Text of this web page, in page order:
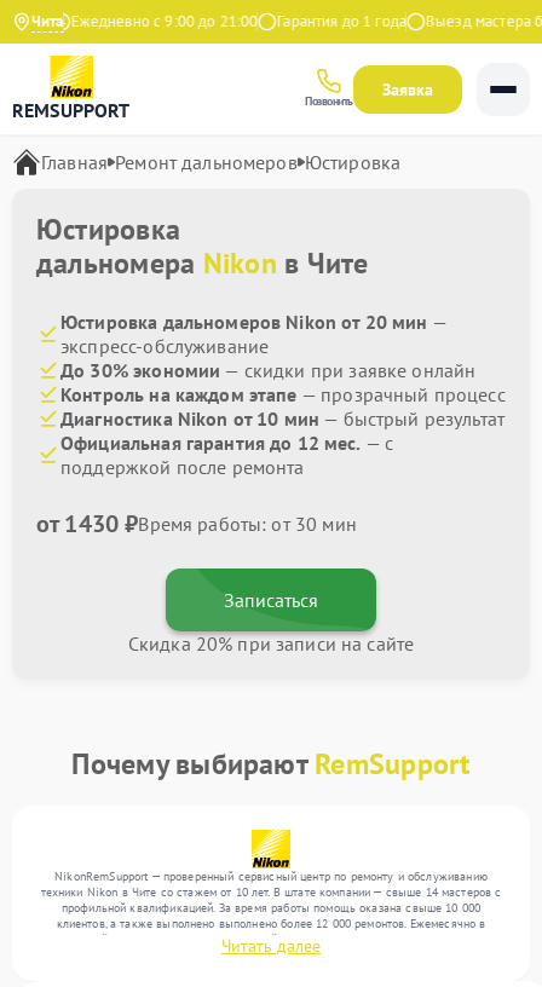
ЧитаЕжедневно с 9:00 до 21:00 Гарантия до 1 года Выезд мастера
REMSUPPORT Позвонить
Заявка
Главная Ремонт дальномеров Юстировка
Юстировка
дальномера Nikon в Чите
Юстировка дальномеров Nikon от 20 мин —
экспресс-обслуживание
До 30% экономии — скидки при заявке онлайн
Контроль на каждом этапе — прозрачный процесс
Диагностика Nikon от 10 мин — быстрый результат
Официальная гарантия до 12 мес. — с
поддержкой после ремонта
от 1430 ₽Время работы: от 30 мин
Записаться
Скидка 20% при записи на сайте
Почему выбираютRemSupport
NikonRemSupport — проверенный сервисный центр по ремонту и обслуживанию
техники Nikon в Чите со стажем от 10 лет. В штате компании — свыше 14 мастеров с
профильной квалификацией. За время работы помощь оказана свыше 10 000
клиентов, а также выполнено выполнено более 12 000 ремонтов. Ежемесячно в
сервисный центр поступает от 300 устройств, включая , , . Мы устраняем поломки
любой сложности и обеспечиваем надежный результат благодаря квалификации
Читать далее